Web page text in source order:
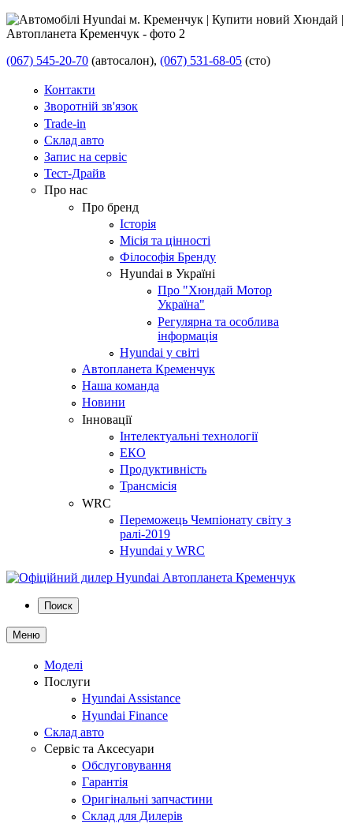
(067) 545-20-70 (автосалон), (067) 531-68-05 (сто)
Контакти
Зворотній зв'язок
Trade-in
Склад авто
Запис на сервіс
Тест-Драйв
Про нас
Про бренд
Історія
Місія та цінності
Філософія Бренду
Hyundai в Україні
Про "Хюндай Мотор
Україна"
Регулярна та особлива
інформація
Hyundai у світі
Автопланета Кременчук
Наша команда
Новини
Інновації
Інтелектуальні технології
ЕКО
Продуктивність
Трансмісія
WRC
Переможець Чемпіонату світу з
ралі-2019
Hyundai у WRC
Поиск
Меню
Моделі
Послуги
Hyundai Assistance
Hyundai Finance
Склад авто
Сервіс та Аксесуари
Обслуговування
Гарантія
Оригінальні запчастини
Склад для Дилерів